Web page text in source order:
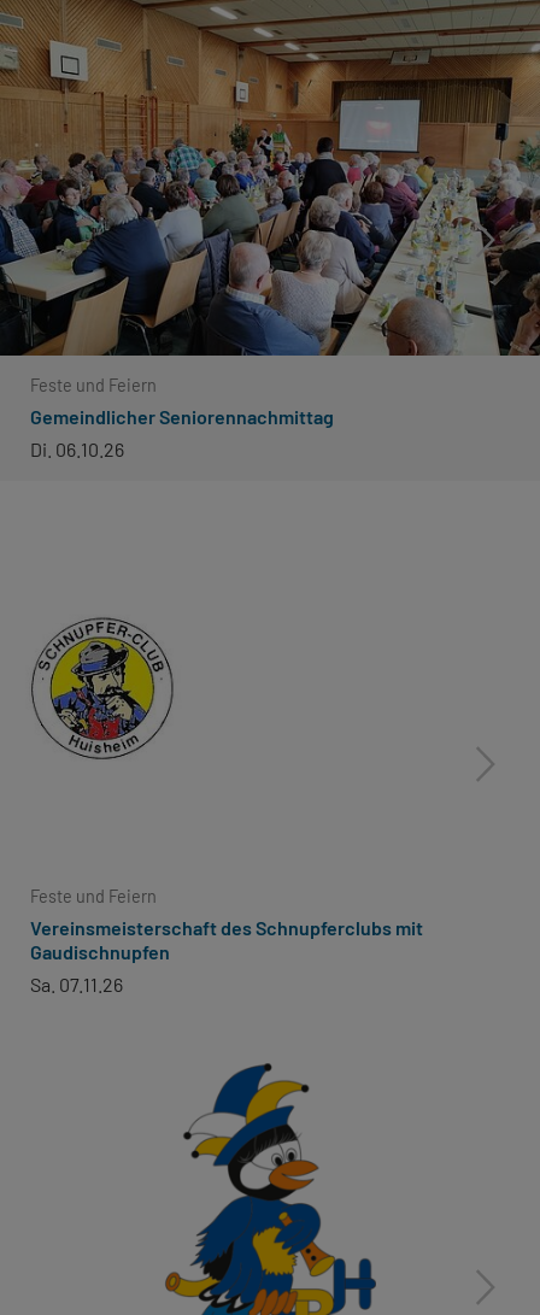
Feste und Feiern
Gemeindlicher Seniorennachmittag
Di. 06.10.26
Feste und Feiern
Vereinsmeisterschaft des Schnupferclubs mit
Gaudischnupfen
Sa. 07.11.26